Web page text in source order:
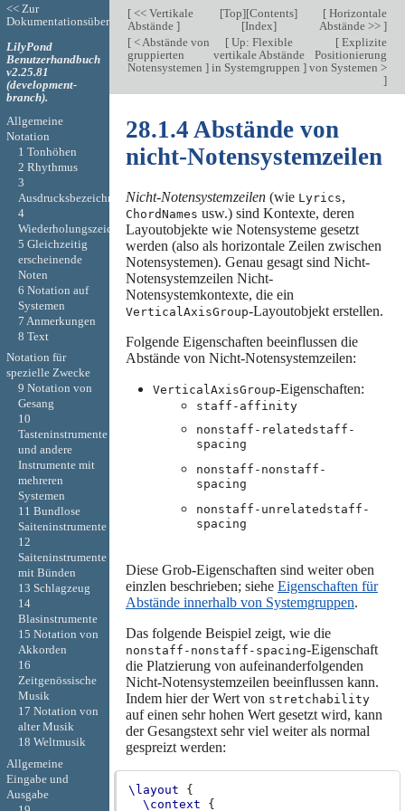
[<< Vertikale
Abstände ]
[Top][Contents]
[Index]
[Horizontale
Abstände >> ]
[< Abstände von
gruppierten
Notensystemen ]
[Up: Flexible
vertikale Abstände
in Systemgruppen ]
[Explizite
Positionierung
von Systemen >
]
28.1.4 Abstände von
nicht-Notensystemzeilen
Nicht-Notensystemzeilen(wie Lyrics,
ChordNames usw.) sind Kontexte, deren
Layoutobjekte wie Notensysteme gesetzt
werden (also als horizontale Zeilen zwischen
Notensystemen). Genau gesagt sind Nicht-
Notensystemzeilen Nicht-
Notensystemkontexte, die ein
VerticalAxisGroup-Layoutobjekt erstellen.
Folgende Eigenschaften beeinflussen die
Abstände von Nicht-Notensystemzeilen:
VerticalAxisGroup-Eigenschaften:
staff-affinity
nonstaff-relatedstaff-
spacing
nonstaff-nonstaff-
spacing
nonstaff-unrelatedstaff-
spacing
Diese Grob-Eigenschaften sind weiter oben
einzlen beschrieben; siehe Eigenschaften für
Abstände innerhalb von Systemgruppen.
Das folgende Beispiel zeigt, wie die
nonstaff-nonstaff-spacing-Eigenschaft
die Platzierung von aufeinanderfolgenden
Nicht-Notensystemzeilen beeinflussen kann.
Indem hier der Wert von stretchability
auf einen sehr hohen Wert gesetzt wird, kann
der Gesangstext sehr viel weiter als normal
gespreizt werden:
\layout
{
\context
{
<< Zur
Dokumentationsübersicht
LilyPond
Benutzerhandbuch
v2.25.81
(development-
branch).
Allgemeine
Notation
1 Tonhöhen
2 Rhythmus
3
Ausdrucksbezeichnungen
4
Wiederholungszeichen
5 Gleichzeitig
erscheinende
Noten
6 Notation auf
Systemen
7 Anmerkungen
8 Text
Notation für
spezielle Zwecke
9 Notation von
Gesang
10
Tasteninstrumente
und andere
Instrumente mit
mehreren
Systemen
11 Bundlose
Saiteninstrumente
12
Saiteninstrumente
mit Bünden
13 Schlagzeug
14
Blasinstrumente
15 Notation von
Akkorden
16
Zeitgenössische
Musik
17 Notation von
alter Musik
18 Weltmusik
Allgemeine
Eingabe und
Ausgabe